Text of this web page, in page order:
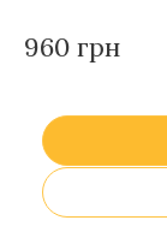
960 грн